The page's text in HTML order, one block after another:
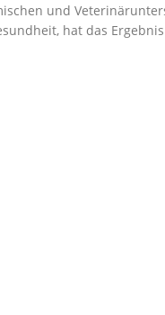
und
hat das